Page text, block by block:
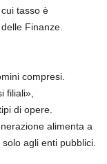
tasso è
Finanze.
com­presi.
filiali»,
di opere.
alimenta a
agli enti pubblici.